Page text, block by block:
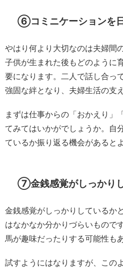
⑥コミニケーションを
やはり何より大切なのは夫婦間
子供が生まれた後もどのように
要になります。二人で話し合っ
強固な絆となり、夫婦生活の支
まずは仕事からの「おかえり」
てみてはいかがでしょうか。自
ているか振り返る機会があると
⑦金銭感覚がしっかり
金銭感覚がしっかりしているか
はなかなか分かりづらいもので
馬が趣味だったりする可能性も
試すようにはなりますが、この